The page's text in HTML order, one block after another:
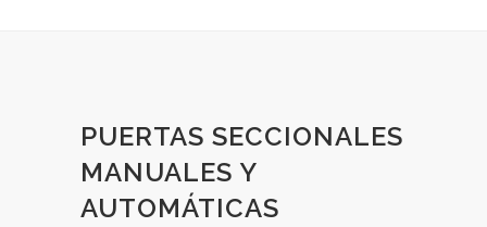
PUERTAS SECCIONALES
MANUALES Y
AUTOMÁTICAS